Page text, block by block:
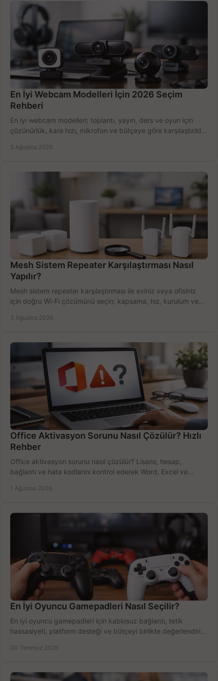
En İyi Webcam Modelleri İçin 2026 Seçim
Rehberi
En iyi webcam modelleri; toplantı, yayın, ders ve oyun için
çözünürlük, kare hızı, mikrofon ve bütçeye göre karşılaştırıldı.
5 Ağustos 2026
Mesh Sistem Repeater Karşılaştırması Nasıl
Yapılır?
Mesh sistem repeater karşılaştırması ile eviniz veya ofisiniz
için doğru Wi-Fi çözümünü seçin; kapsama, hız, kurulum ve
3 Ağustos 2026
Office Aktivasyon Sorunu Nasıl Çözülür? Hızlı
Rehber
Office aktivasyon sorunu nasıl çözülür? Lisans, hesap,
bağlantı ve hata kodlarını kontrol ederek Word, Excel ve
1 Ağustos 2026
En İyi Oyuncu Gamepadleri Nasıl Seçilir?
En iyi oyuncu gamepadleri için kablosuz bağlantı, tetik
hassasiyeti, platform desteği ve bütçeyi birlikte değerlendirin;
30 Temmuz 2026